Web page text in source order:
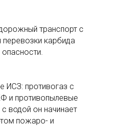
транспорт с
карбида
опасности.
ИСЗ: противогаз с
и противопылевые
водой он начинает
пожаро- и